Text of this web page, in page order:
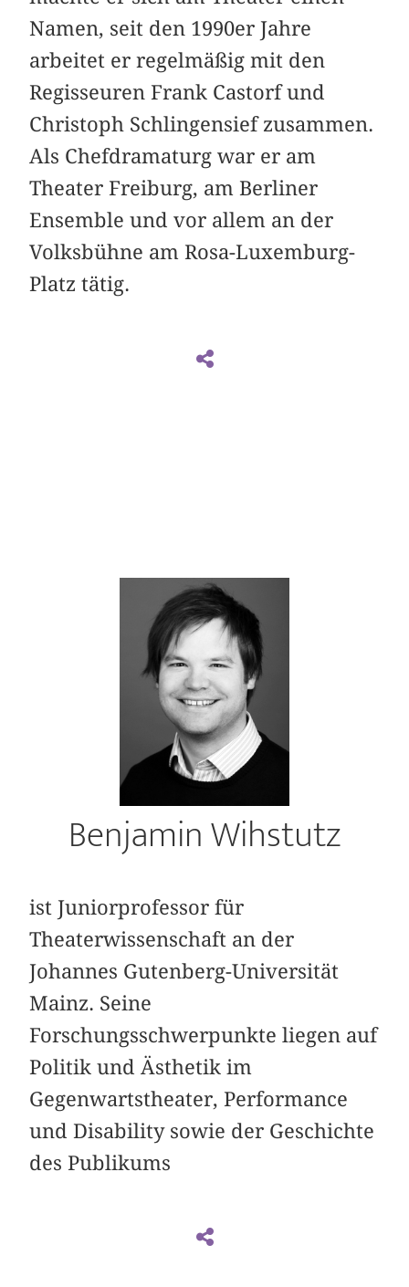
Namen, seit den 1990er Jahre
arbeitet er regelmäßig mit den
Regisseuren Frank Castorf und
Christoph Schlingensief zusammen.
Als Chefdramaturg war er am
Theater Freiburg, am Berliner
Ensemble und vor allem an der
Volksbühne am Rosa-Luxemburg-
Platz tätig.
Benjamin Wihstutz
ist Juniorprofessor für
Theaterwissenschaft an der
Johannes Gutenberg-Universität
Mainz. Seine
Forschungsschwerpunkte liegen auf
Politik und Ästhetik im
Gegenwartstheater, Performance
und Disability sowie der Geschichte
des Publikums